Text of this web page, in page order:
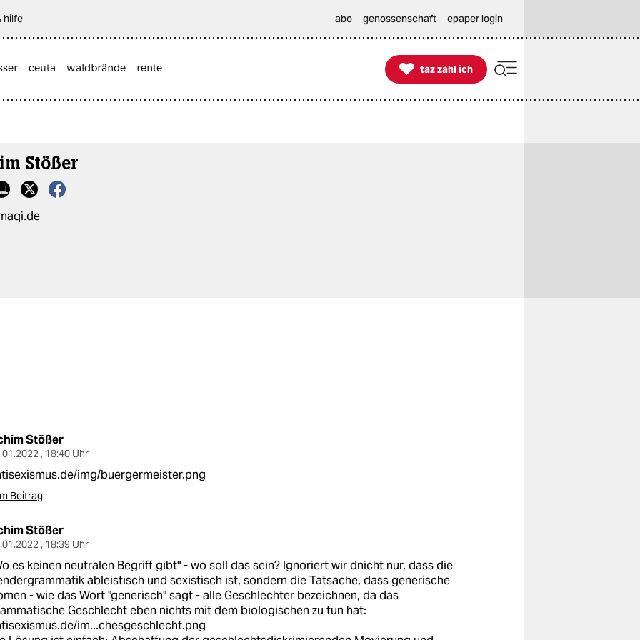
hilfe abo genossenschaft epaper login
ceuta waldbrände rente 
taz zahl ich
taz zahl ich
Stößer
Stößer
, 18:40 Uhr
img/buergermeister.png
Beitrag
Stößer
, 18:39 Uhr
es keinen neutralen Begriff gibt" - wo soll das sein? Ignoriert wir dnicht nur, dass die
ableistisch und sexistisch ist, sondern die Tatsache, dass generische
- wie das Wort "generisch" sagt - alle Geschlechter bezeichnen, da das
Geschlecht eben nichts mit dem biologischen zu tun hat:
im...chesgeschlecht.png